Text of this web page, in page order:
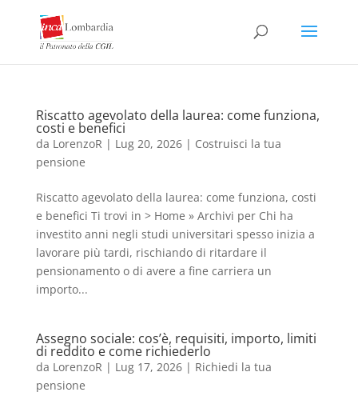
Riscatto agevolato della laurea: come funziona,
costi e benefici
da LorenzoR | Lug 20, 2026| Costruisci la tua
pensione
Riscatto agevolato della laurea: come funziona, costi
e benefici Ti trovi in > Home » Archivi per Chi ha
investito anni negli studi universitari spesso inizia a
lavorare più tardi, rischiando di ritardare il
pensionamento o di avere a fine carriera un
importo...
Assegno sociale: cos’è, requisiti, importo, limiti
di reddito e come richiederlo
da LorenzoR | Lug 17, 2026| Richiedi la tua
pensione